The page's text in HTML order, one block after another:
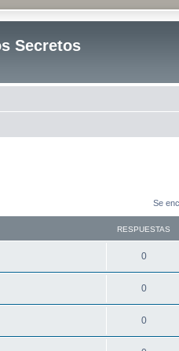
Secretos
Se
RESPUESTAS
0R
e
p
u
0R
e
p
0R
e